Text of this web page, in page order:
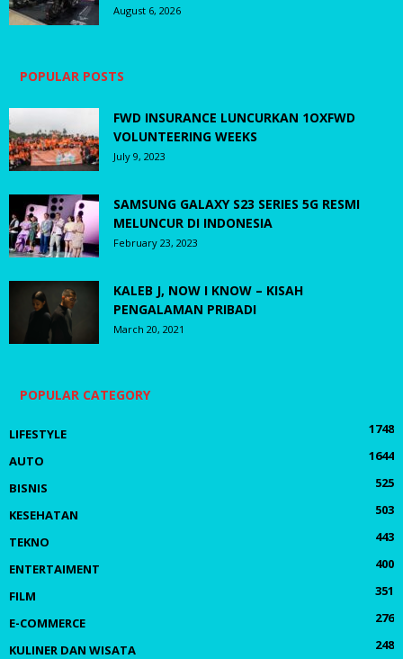
August 6, 2026
POPULAR POSTS
FWD INSURANCE LUNCURKAN 1OXFWD
VOLUNTEERING WEEKS
July 9, 2023
SAMSUNG GALAXY S23 SERIES 5G RESMI
MELUNCUR DI INDONESIA
February 23, 2023
KALEB J, NOW I KNOW – KISAH
PENGALAMAN PRIBADI
March 20, 2021
POPULAR CATEGORY
LIFESTYLE
1748
AUTO
1644
BISNIS
525
KESEHATAN
503
TEKNO
443
ENTERTAIMENT
400
FILM
351
E-COMMERCE
276
KULINER DAN WISATA
248